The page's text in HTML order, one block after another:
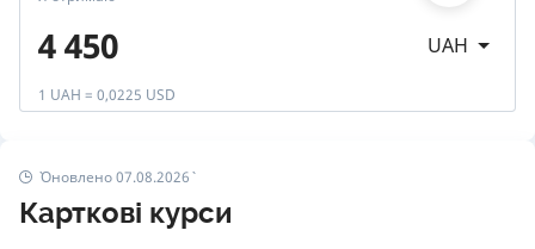
1 UAH = 0,0225 USD
UAH
Оновлено 07.08.2026
Карткові курси